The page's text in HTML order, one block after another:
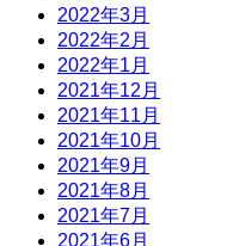
2022年3月
2022年2月
2022年1月
2021年12月
2021年11月
2021年10月
2021年9月
2021年8月
2021年7月
2021年6月